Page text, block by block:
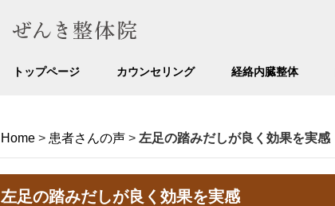
トップページ カウンセリング 経絡内臓整体
Home > 患者さんの声 > 左足の踏みだしが良く効果を実感
左足の踏みだしが良く効果を実感